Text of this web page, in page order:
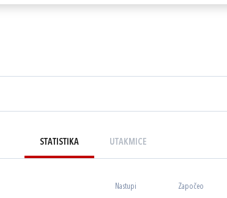
STATISTIKA UTAKMICE
Nastupi Započeo